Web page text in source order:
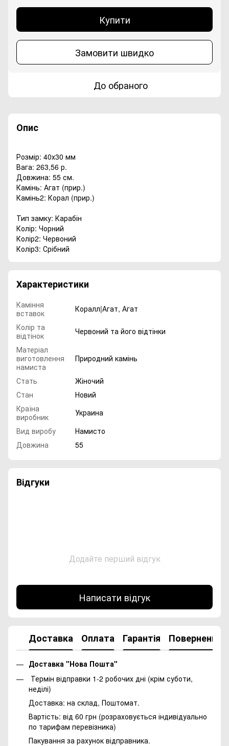
Купити
Замовити швидко
До обраного
Опис
Розмір: 40х30 мм
Вага: 263,56 р.
Довжина: 55 см.
Камінь: Агат (прир.)
Камінь2: Корал (прир.)
Тип замку: Карабін
Колір: Чорний
Колір2: Червоний
Колір3: Срібний
Характеристики
Каміння
вставок
Коралл|Агат, Агат
Колір та
відтінок
Червоний та його відтінки
Матеріал
виготовлення
намиста
Природний камінь
Стать
Жіночий
Стан
Новий
Країна
виробник
Украина
Вид виробу
Намисто
Довжина
55
Відгуки
Додайте перший відгук
Написати відгук
Доставка Оплата Гарантія Повернення
Доставка "Нова Пошта"
Термін відправки 1-2 робочих дні (крім суботи,
неділі)
Доставка: на склад, Поштомат.
Вартість: від 60 грн (розраховується індивідуально
по тарифам перевізника)
Пакування за рахунок відправника.